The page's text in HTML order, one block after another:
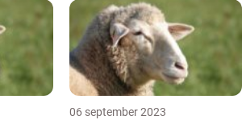
06 september 2023